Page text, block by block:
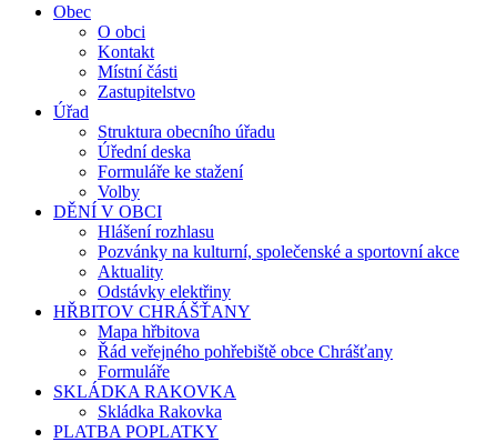
Obec
O obci
Kontakt
Místní části
Zastupitelstvo
Úřad
Struktura obecního úřadu
Úřední deska
Formuláře ke stažení
Volby
DĚNÍ V OBCI
Hlášení rozhlasu
Pozvánky na kulturní, společenské a sportovní akce
Aktuality
Odstávky elektřiny
HŘBITOV CHRÁŠŤANY
Mapa hřbitova
Řád veřejného pohřebiště obce Chrášťany
Formuláře
SKLÁDKA RAKOVKA
Skládka Rakovka
PLATBA POPLATKY